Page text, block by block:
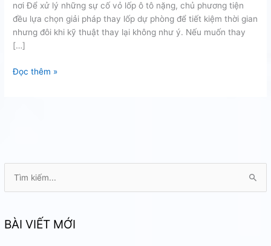
k
BÀI VIẾT MỚI
nơi Để xử lý những sự cố vỏ lốp ô tô nặng, chủ phương tiện
đều lựa chọn giải pháp thay lốp dự phòng để tiết kiệm thời gian
nhưng đôi khi kỹ thuật thay lại không như ý. Nếu muốn thay
[…]
Thay
Đọc thêm »